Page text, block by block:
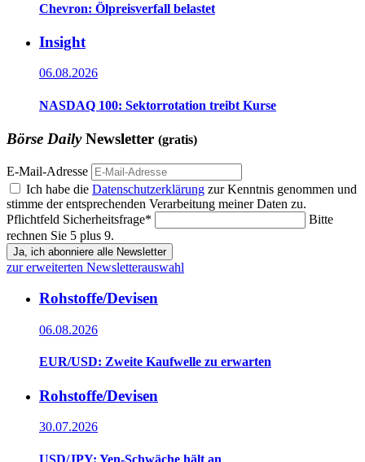
Chevron: Ölpreisverfall belastet
Insight
06.08.2026
NASDAQ 100: Sektorrotation treibt Kurse
Börse DailyNewsletter (gratis)
E-Mail-Adresse
Ich habe die Datenschutzerklärung zur Kenntnis genommen und
stimme der entsprechenden Verarbeitung meiner Daten zu.
Pflichtfeld Sicherheitsfrage*
Bitte
rechnen Sie 5 plus 9.
Ja, ich abonniere alle Newsletter
zur erweiterten Newsletterauswahl
Rohstoffe/Devisen
06.08.2026
EUR/USD: Zweite Kaufwelle zu erwarten
Rohstoffe/Devisen
30.07.2026
USD/JPY: Yen-Schwäche hält an